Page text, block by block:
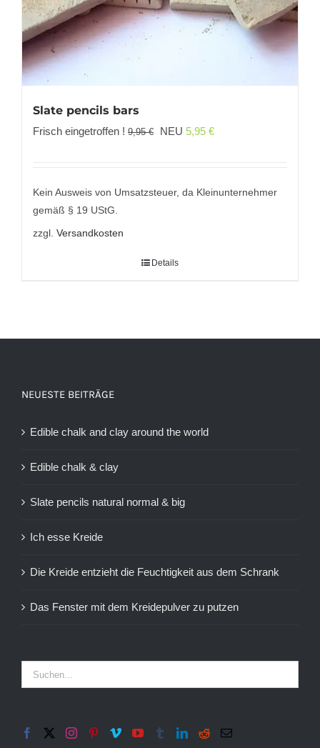
Slate pencils bars
Frisch eingetroffen ! 9,95€
Ursprünglicher
9,95 €
NEU 5,95 €Aktueller
5,95 €.
Kein Ausweis von Umsatzsteuer, da Kleinunternehmer
gemäß § 19 UStG.
zzgl. Versandkosten
Details
NEUESTE BEITRÄGE
Edible chalk and clay around the world
Edible chalk & clay
Slate pencils natural normal & big
Ich esse Kreide
Die Kreide entzieht die Feuchtigkeit aus dem Schrank
Das Fenster mit dem Kreidepulver zu putzen